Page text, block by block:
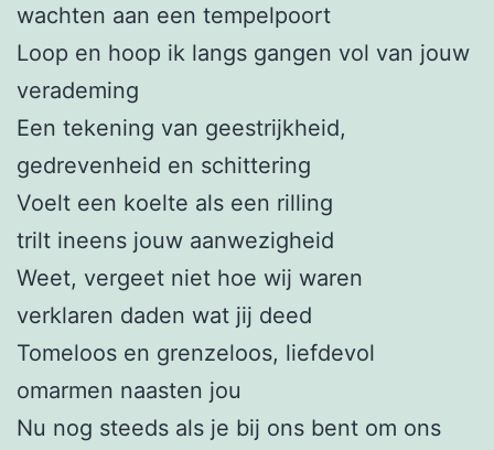
wachten aan een tempelpoort
Loop en hoop ik langs gangen vol van jouw
verademing
Een tekening van geestrijkheid,
gedrevenheid en schittering
Voelt een koelte als een rilling
trilt ineens jouw aanwezigheid
Weet, vergeet niet hoe wij waren
verklaren daden wat jij deed
Tomeloos en grenzeloos, liefdevol
omarmen naasten jou
Nu nog steeds als je bij ons bent om ons